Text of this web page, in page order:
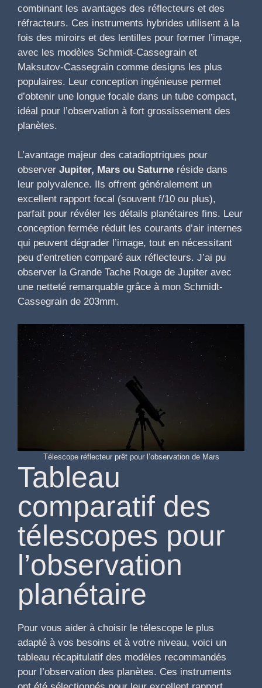
combinant les avantages des réflecteurs et des
réfracteurs. Ces instruments hybrides utilisent à la
fois des miroirs et des lentilles pour former l’image,
avec les modèles Schmidt-Cassegrain et
Maksutov-Cassegrain comme designs les plus
populaires. Leur conception ingénieuse permet
d’obtenir une longue focale dans un tube compact,
idéal pour l’observation à fort grossissement des
planètes.
L’avantage majeur des catadioptriques pour
observer Jupiter, Mars ou Saturne réside dans
leur polyvalence. Ils offrent généralement un
excellent rapport focal (souvent f/10 ou plus),
parfait pour révéler les détails planétaires fins. Leur
conception fermée réduit les courants d’air internes
qui peuvent dégrader l’image, tout en nécessitant
peu d’entretien comparé aux réflecteurs. J’ai pu
observer la Grande Tache Rouge de Jupiter avec
une netteté remarquable grâce à mon Schmidt-
Cassegrain de 203mm.
Télescope réflecteur prêt pour l’observation de Mars
Tableau
comparatif des
télescopes pour
l’observation
planétaire
Pour vous aider à choisir le télescope le plus
adapté à vos besoins et à votre niveau, voici un
tableau récapitulatif des modèles recommandés
pour l’observation des planètes. Ces instruments